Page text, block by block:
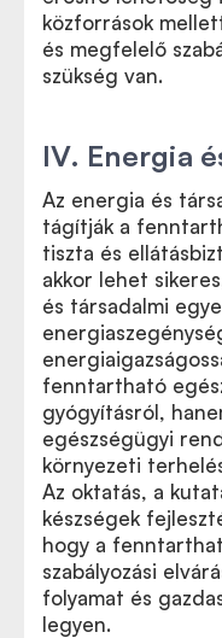
közforrások
és megfelelő
szükség van.
IV. Energia
Az energia és
tágítják a
tiszta és
akkor lehet
és társadalmi
fenntartható
gyógyításról,
egészségügyi
környezeti
Az oktatás, a
készségek
hogy a
szabályozási
folyamat és
legyen.